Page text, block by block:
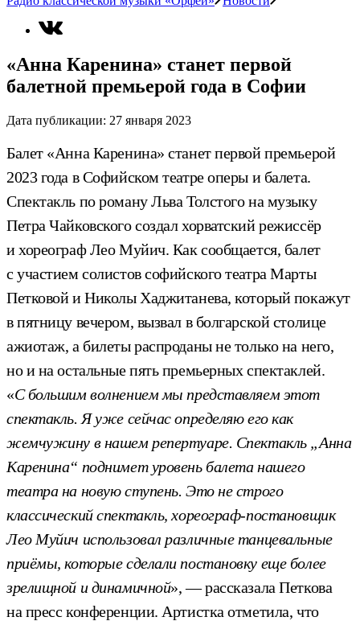
«Анна Каренина» станет первой
балетной премьерой года в Софии
Дата публикации: 27 января 2023
Балет «Анна Каренина» станет первой премьерой
2023 года в Софийском театре оперы и балета.
Спектакль по роману Льва Толстого на музыку
Петра Чайковского создал хорватский режиссёр
и хореограф Лео Муйич. Как сообщается, балет
с участием солистов софийского театра Марты
Петковой и Николы Хаджитанева, который покажут
в пятницу вечером, вызвал в болгарской столице
ажиотаж, а билеты распроданы не только на него,
но и на остальные пять премьерных спектаклей.
«С большим волнением мы представляем этот
спектакль. Я уже сейчас определяю его как
жемчужину в нашем репертуаре. Спектакль „Анна
Каренина“ поднимет уровень балета нашего
театра на новую ступень. Это не строго
классический спектакль, хореограф-постановщик
Лео Муйич использовал различные танцевальные
приёмы, которые сделали постановку еще более
зрелищной и динамичной», — рассказала Петкова
на пресс конференции. Артистка отметила, что